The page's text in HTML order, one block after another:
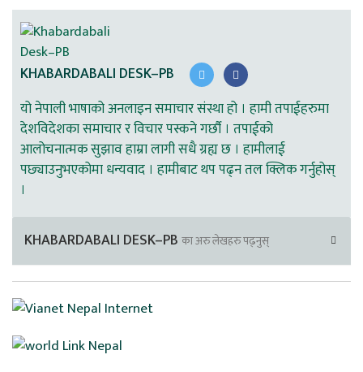
KHABARDABALI DESK–PB
यो नेपाली भाषाको अनलाइन समाचार संस्था हो । हामी तपाईहरुमा
देशविदेशका समाचार र विचार पस्कने गर्छौ । तपाईको
आलोचनात्मक सुझाव हाम्रा लागी सधै ग्रह्य छ । हामीलाई
पछ्याउनुभएकोमा धन्यवाद । हामीबाट थप पढ्न तल क्लिक गर्नुहोस्
।
KHABARDABALI DESK–PB का अरु लेखहरु पढ्नुस्